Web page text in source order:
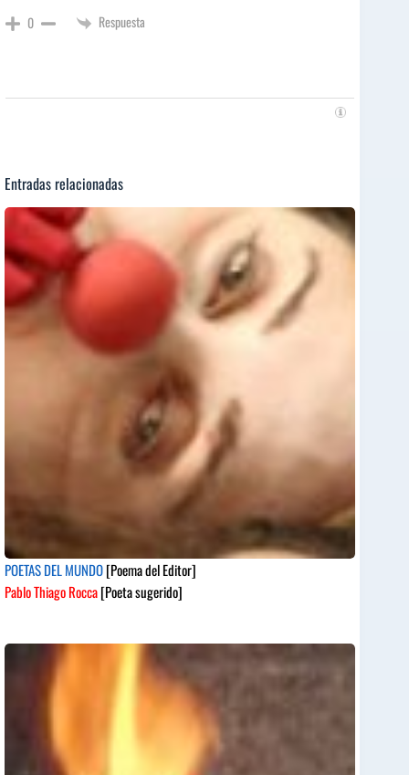
0 Respuesta
Entradas relacionadas
POETAS DEL MUNDO[Poema del Editor]
Pablo Thiago Rocca[Poeta sugerido]